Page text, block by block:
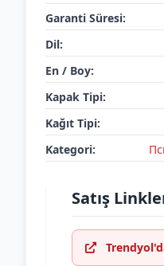
Garanti Süresi:
Dil:
En / Boy:
Kapak Tipi:
Kağıt Tipi:
Kategori:
Satış